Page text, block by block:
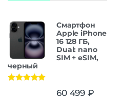
Смартфон
Apple iPhone
16 128 ГБ,
Dual: nano
SIM + eSIM,
черный
60 499 ₽